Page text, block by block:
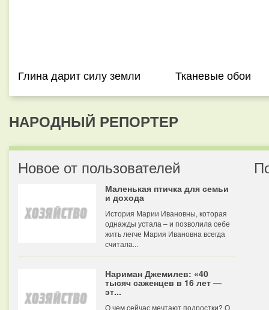
Глина дарит силу земли Тканевые обои
НАРОДНЫЙ РЕПОРТЕР
Новое от пользователей
Маленькая птичка для семьи
и дохода
История Марии Ивановны, которая
однажды устала – и позволила себе
жить легче Мария Ивановна всегда
считала...
Нариман Джемилев: «40
тысяч саженцев в 16 лет —
эт...
О чем сейчас мечтают подростки? О